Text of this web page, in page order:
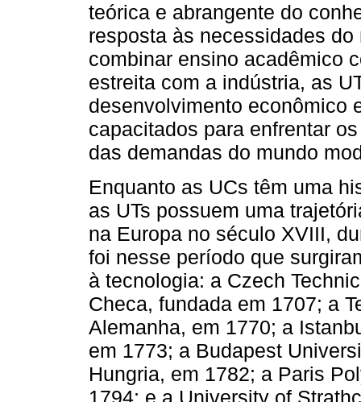
teórica e abrangente do
resposta às necessidades
combinar ensino acadêmico
estreita com a indústria, as
desenvolvimento econômico
capacitados para enfrentar
das demandas do mundo
Enquanto as UCs têm uma
as UTs possuem uma
na Europa no século XVIII,
foi nesse período que
à tecnologia: a Czech
Checa, fundada em 1707; a
Alemanha, em 1770; a
em 1773; a Budapest
Hungria, em 1782; a Paris
1794; e a University of